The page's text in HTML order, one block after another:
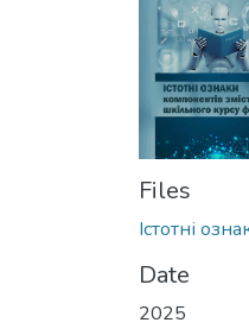
Files
Істотні
Date
2025